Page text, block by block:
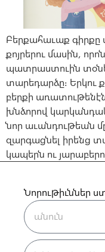
Բերքահաւաք գիրքը
քոյրերու մասին,
պատրաստուին
տարեդարձը։ Երկու
բերքի առատութենէն
խնձորով
նոր աւանդութեան
զարգացնել իրենց
կապերն ու
Նորութիւններ